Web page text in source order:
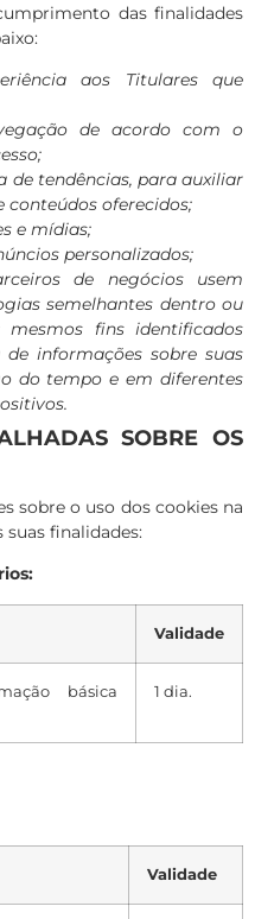
das finalidades
aos Titulares que
de acordo com o
de tendências, para auxiliar
conteúdos oferecidos;
e mídias;
personalizados;
de negócios usem
semelhantes dentro ou
fins identificados
informações sobre suas
do tempo e em diferentes
SOBRE OS
sobre o uso dos cookies na
finalidades:
Validade
básica
1 dia.
Validade